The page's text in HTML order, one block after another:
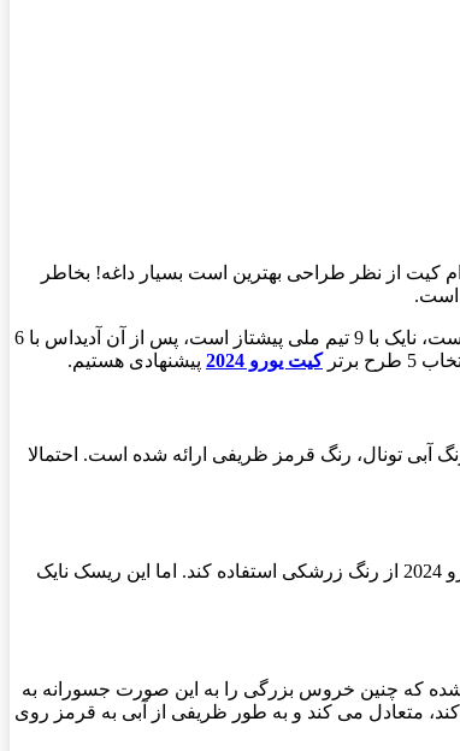
در مورد اینکه کدام کیت از نظر طراحی بهترین است بسیار داغه! بخاطر
است.
یورو 2024 آلمان شاهد رقابت 24 کشور برای کسب افتخار نهایی قهرمانی اروپا خواهد بود. این لباس ‌های این 24 تیم توسط 6 برند مختلف طراحی شده‌است، نایک با 9 تیم ملی پیشتاز است، پس از آن آدیداس با 6
کیت یورو 2024 پیشنهادی هستیم.
تونال، رنگ قرمز ظریفی ارائه شده است. احتمالا
پیراهن خارج از خانه انگلیس بدون شک یکی از 5 پیراهن جذاب یورو 2024 است. شاید کمتر کسی فکر میکرد که برند نایک برای لباس دوم انگلیس در یورو 2024 از رنگ زرشکی استفاده کند. اما این ریسک نایک
به راحتی گذشت لباس دوم فرانسه باعث شده که چنین خروس بزرگی را به این صورت جسورانه به
متعادل می کند و به طور ظریفی از آبی به قرمز روی